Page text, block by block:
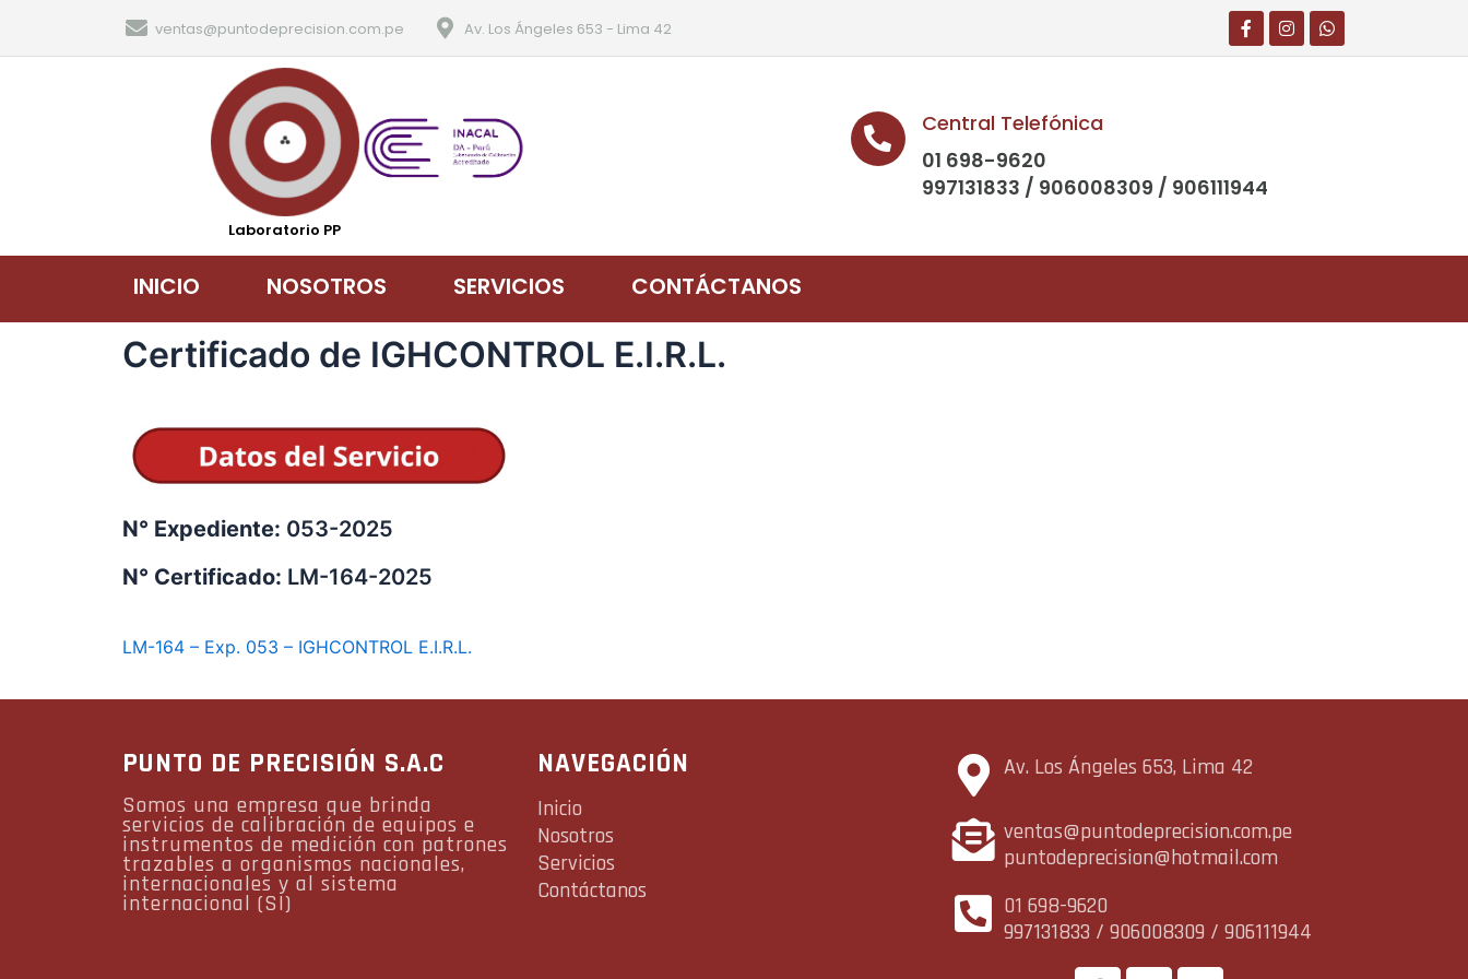
ventas@puntodeprecision.com.pe Av. Los Ángeles 653 - Lima 42
Laboratorio PP
Central Telefónica
01 698-9620
997131833 / 906008309 / 906111944
INICIO NOSOTROS SERVICIOS CONTÁCTANOS
Certificado de IGHCONTROL E.I.R.L.
N° Expediente: 053-2025
N° Certificado: LM-164-2025
LM-164 – Exp. 053 – IGHCONTROL E.I.R.L.
PUNTO DE PRECISIÓN S.A.C
Somos una empresa que brinda
servicios de calibración de equipos e
instrumentos de medición con patrones
trazables a organismos nacionales,
internacionales y al sistema
internacional (SI)
NAVEGACIÓN
Inicio
Nosotros
Servicios
Contáctanos
Av. Los Ángeles 653, Lima 42
ventas@puntodeprecision.com.pe
puntodeprecision@hotmail.com
01 698-9620
997131833 / 906008309 / 906111944